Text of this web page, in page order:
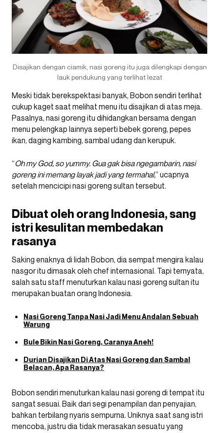
Disajikan dengan ciamik, nasi goreng itu juga dilengkapi dengan
lauk pendukung yang terlihat lezat
Meski tidak berekspektasi banyak, Bobon sendiri terlihat
cukup kaget saat melihat menu itu disajikan di atas meja.
Pasalnya, nasi goreng itu dihidangkan bersama dengan
menu pelengkap lainnya seperti bebek goreng, pepes
ikan, daging kambing, sambal udang dan kerupuk.
“Oh my God, so yummy. Gua gak bisa ngegambarin, nasi
goreng ini memang layak jadi yang termahal,” ucapnya
setelah mencicipi nasi goreng sultan tersebut.
Dibuat oleh orang Indonesia, sang
istri kesulitan membedakan
rasanya
Saking enaknya di lidah Bobon, dia sempat mengira kalau
nasgor itu dimasak oleh chef internasional. Tapi ternyata,
salah satu staff menuturkan kalau nasi goreng sultan itu
merupakan buatan orang Indonesia.
Nasi Goreng Tanpa Nasi Jadi Menu Andalan Sebuah
Warung
Bule Bikin Nasi Goreng, Caranya Aneh!
Durian Disajikan Di Atas Nasi Goreng dan Sambal
Belacan, Apa Rasanya?
Bobon sendiri menuturkan kalau nasi goreng di tempat itu
sangat sesuai. Baik dari segi penampilan dan penyajian,
bahkan terbilang nyaris sempurna. Uniknya saat sang istri
mencoba, justru dia tidak merasakan sesuatu yang